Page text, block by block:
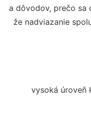
a dôvodov, prečo sa
že nadviazanie
vysoká úroveň